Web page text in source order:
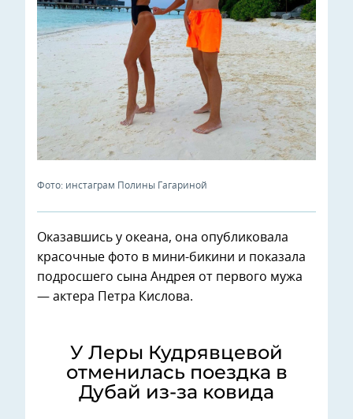
Фото: инстаграм Полины Гагариной
Оказавшись у океана, она опубликовала
красочные фото в мини-бикини и показала
подросшего сына Андрея от первого мужа
— актера Петра Кислова.
У Леры Кудрявцевой
отменилась поездка в
Дубай из-за ковида